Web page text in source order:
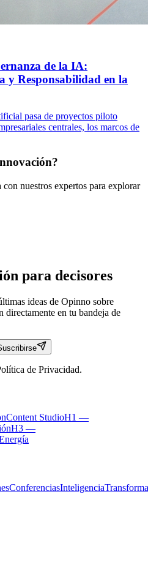
de la IA:
y Responsabilidad en la
pasa de proyectos piloto
centrales, los marcos de
nuestros expertos para explorar
para decisores
ideas de Opinno sobre
en tu bandeja de
de Privacidad.
Content StudioH1 —
H3 —
ConferenciasInteligencia